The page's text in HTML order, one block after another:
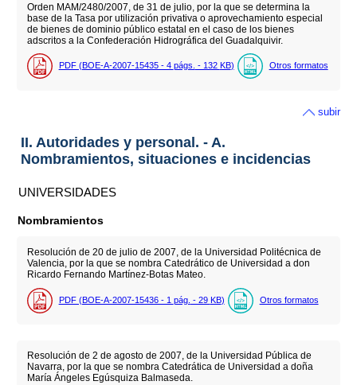
Orden MAM/2480/2007, de 31 de julio, por la que se determina la
base de la Tasa por utilización privativa o aprovechamiento especial
de bienes de dominio público estatal en el caso de los bienes
adscritos a la Confederación Hidrográfica del Guadalquivir.
PDF (BOE-A-2007-15435 - 4 págs. - 132 KB) Otros formatos
subir
II. Autoridades y personal. - A.
Nombramientos, situaciones e incidencias
UNIVERSIDADES
Nombramientos
Resolución de 20 de julio de 2007, de la Universidad Politécnica de
Valencia, por la que se nombra Catedrático de Universidad a don
Ricardo Fernando Martínez-Botas Mateo.
PDF (BOE-A-2007-15436 - 1 pág. - 29 KB) Otros formatos
Resolución de 2 de agosto de 2007, de la Universidad Pública de
Navarra, por la que se nombra Catedrática de Universidad a doña
María Ángeles Egúsquiza Balmaseda.